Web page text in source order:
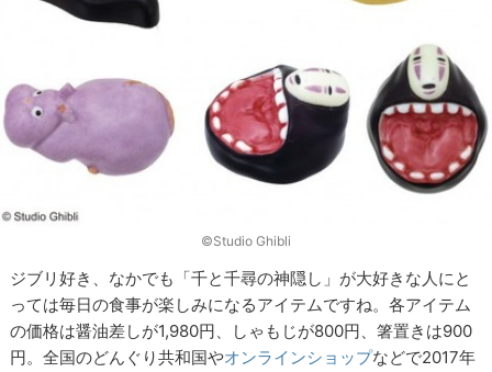
©Studio Ghibli
ジブリ好き、なかでも「千と千尋の神隠し」が大好きな人にと
っては毎日の食事が楽しみになるアイテムですね。各アイテム
の価格は醤油差しが1,980円、しゃもじが800円、箸置きは900
円。全国のどんぐり共和国やオンラインショップなどで2017年